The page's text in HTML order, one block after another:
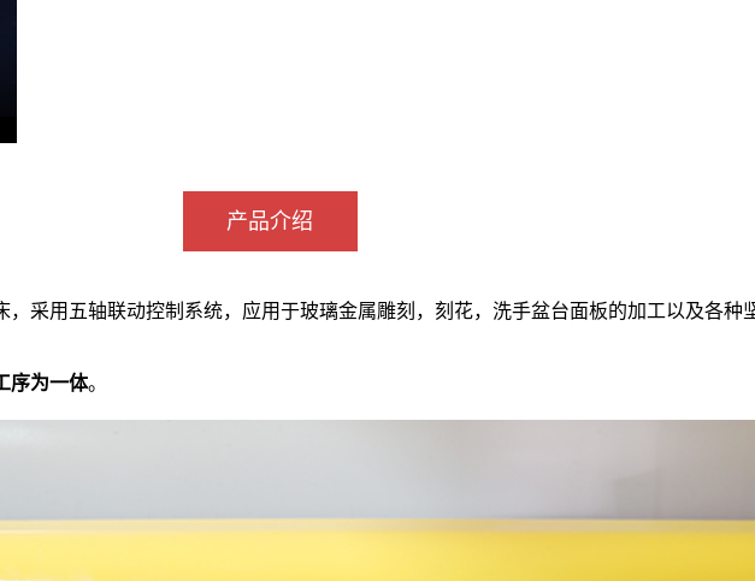
产品介绍
采用五轴联动控制系统，应用于玻璃金属雕刻，刻花，洗手盆台面板的加工以及各种
序为一体。